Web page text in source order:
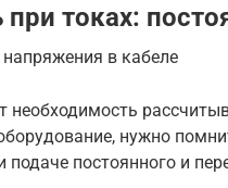
токах:
в кабеле
необходимость
нужно
подаче постоянного и